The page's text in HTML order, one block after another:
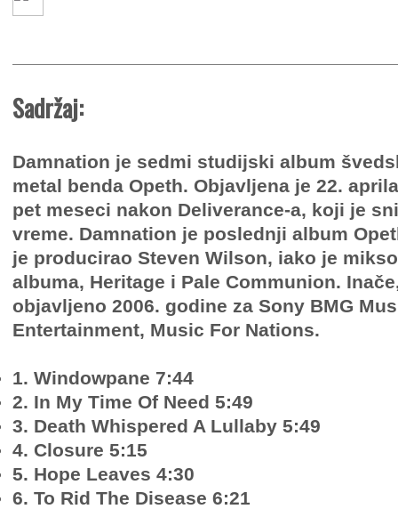
Sadržaj:
Damnation je sedmi studijski album
metal benda Opeth. Objavljena je 22.
pet meseci nakon Deliverance-a, koji je
vreme. Damnation je poslednji album
je producirao Steven Wilson, iako je
albuma, Heritage i Pale Communion.
objavljeno 2006. godine za Sony BMG
Entertainment, Music For Nations.
1. Windowpane 7:44
2. In My Time Of Need 5:49
3. Death Whispered A Lullaby 5:49
4. Closure 5:15
5. Hope Leaves 4:30
6. To Rid The Disease 6:21